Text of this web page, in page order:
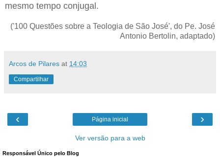
mesmo tempo conjugal.
('100 Questões sobre a Teologia de São José', do Pe. José
Antonio Bertolin, adaptado)
Arcos de Pilares at 14:03
Compartilhar
‹ ›
Página inicial
Ver versão para a web
Responsável Único pelo Blog